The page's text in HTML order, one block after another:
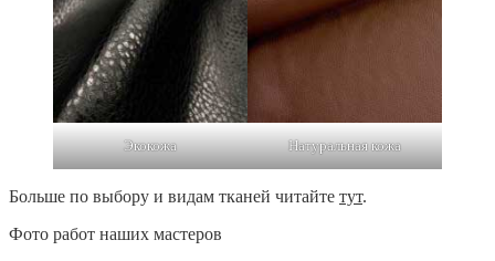
Экокожа Натуральная кожа
Больше по выбору и видам тканей читайте тут.
Фото работ наших мастеров